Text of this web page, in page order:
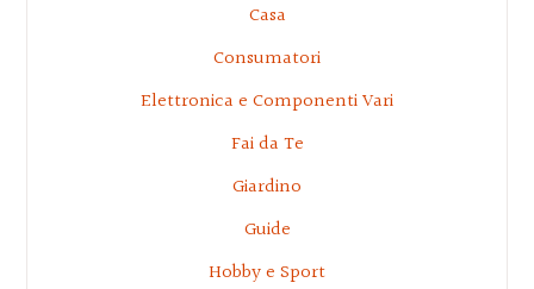
Casa
Consumatori
Elettronica e Componenti Vari
Fai da Te
Giardino
Guide
Hobby e Sport